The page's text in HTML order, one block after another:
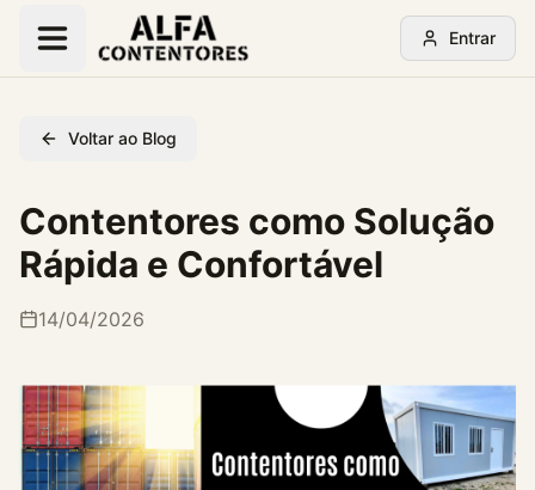
Entrar
Voltar ao Blog
Contentores como Solução
Rápida e Confortável
14/04/2026